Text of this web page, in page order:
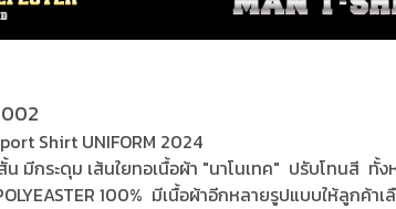
Shirt UNIFORM 2024
มีกระดุม เส้นใยทอเนื้อผ้า "นาโนเทค" ปรับโทนสี ทั้ง
100% มีเนื้อผ้าอีกหลายรูปแบบให้ลูกค้า